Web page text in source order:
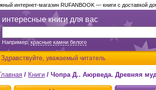
интересные книги для вас
Например,красные камни белого
Здравствуйте, уважаемый читатель
интернет-магазин RUFANBOOK — книги с доставкой
/ Книги / Чопра Д.. Аюрведа. Древняя